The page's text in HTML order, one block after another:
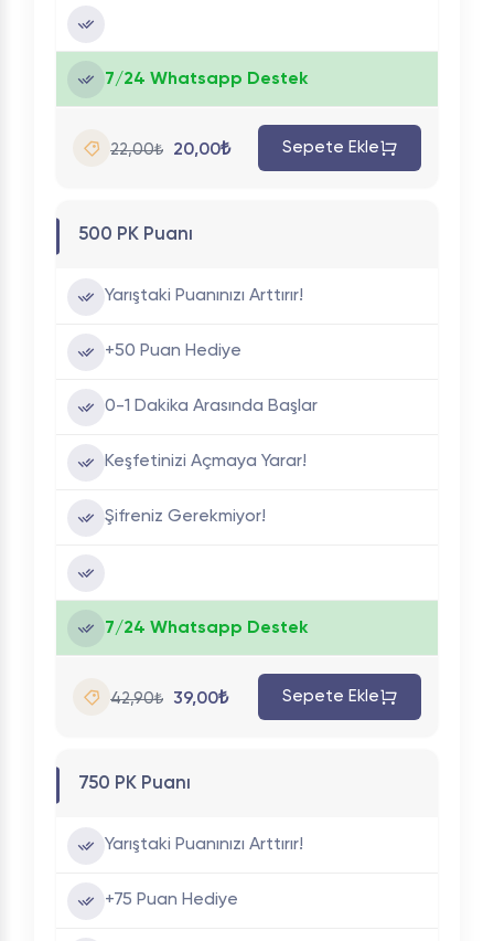
7/24 Whatsapp Destek
22,00₺ 20,00₺ Sepete Ekle
500 PK Puanı
Yarıştaki Puanınızı Arttırır!
+50 Puan Hediye
0-1 Dakika Arasında Başlar
Keşfetinizi Açmaya Yarar!
Şifreniz Gerekmiyor!
7/24 Whatsapp Destek
42,90₺ 39,00₺ Sepete Ekle
750 PK Puanı
Yarıştaki Puanınızı Arttırır!
+75 Puan Hediye